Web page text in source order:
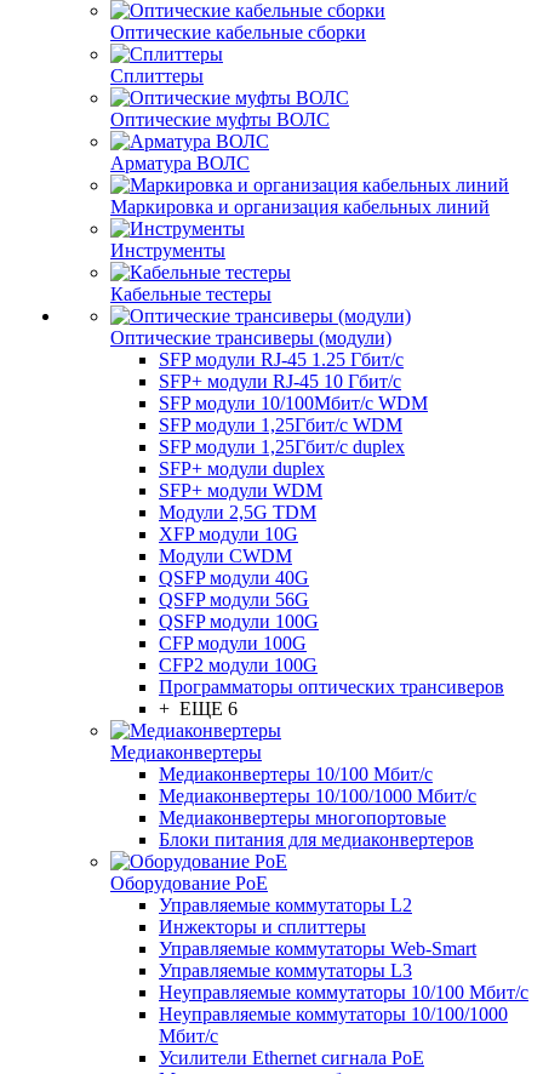
Оптические кабельные сборки
Сплиттеры
Оптические муфты ВОЛС
Арматура ВОЛС
Маркировка и организация кабельных линий
Инструменты
Кабельные тестеры
Оптические трансиверы (модули)
SFP модули RJ-45 1.25 Гбит/c
SFP+ модули RJ-45 10 Гбит/c
SFP модули 10/100Мбит/с WDM
SFP модули 1,25Гбит/с WDM
SFP модули 1,25Гбит/с duplex
SFP+ модули duplex
SFP+ модули WDM
Модули 2,5G TDM
XFP модули 10G
Модули CWDM
QSFP модули 40G
QSFP модули 56G
QSFP модули 100G
CFP модули 100G
CFP2 модули 100G
Программаторы оптических трансиверов
+ ЕЩЕ 6
Медиаконвертеры
Медиаконвертеры 10/100 Мбит/с
Медиаконвертеры 10/100/1000 Мбит/c
Медиаконвертеры многопортовые
Блоки питания для медиаконвертеров
Оборудование PoE
Управляемые коммутаторы L2
Инжекторы и сплиттеры
Управляемые коммутаторы Web-Smart
Управляемые коммутаторы L3
Неуправляемые коммутаторы 10/100 Мбит/с
Неуправляемые коммутаторы 10/100/1000
Мбит/с
Усилители Ethernet сигнала PoE